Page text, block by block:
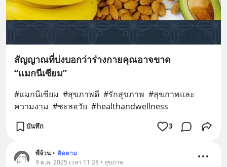
สัญญาณที่บ่งบอกว่าร่างกายคุณอาจขาด
“แมกนีเซียม”
#แมกนีเซียม  #สุขภาพดี  #รักสุขภาพ  #สุขภาพและ
ความงาม  #ชะลอวัย  #healthandwellness
บันทึก 3
พี่จ้วน • ติดตาม
9 ต.ค. 2025 เวลา 11:28 • สุขภาพ